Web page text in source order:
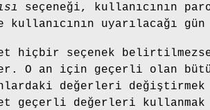
seçeneği, kullanıcının
kullanıcının uyarılacağı gün
hiçbir seçenek
O an için geçerli olan
değerleri
geçerli değerleri